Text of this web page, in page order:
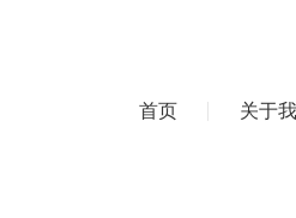
首页 关于